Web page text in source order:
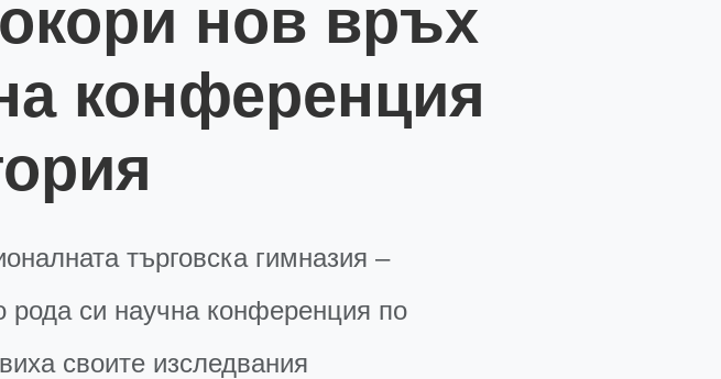
нов връх
конференция
търговска гимназия –
рода си научна конференция по
своите изследвания